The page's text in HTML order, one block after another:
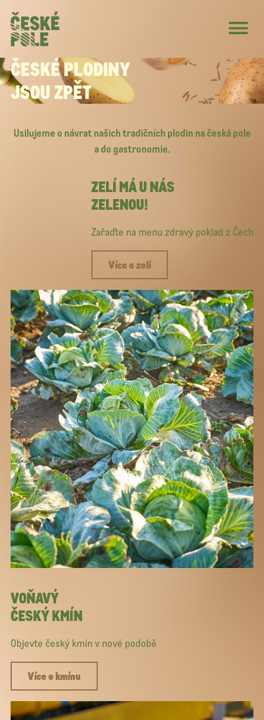
ČESKÉ PLODINY
JSOU ZPĚT
Usilujeme o návrat našich tradičních plodin na česká pole
a do gastronomie.
ZELÍ MÁ U NÁS
ZELENOU!
Zařaďte na menu zdravý poklad z Čech
Více o zelí
VOŇAVÝ
ČESKÝ KMÍN
Objevte český kmín v nové podobě
Více o kmínu